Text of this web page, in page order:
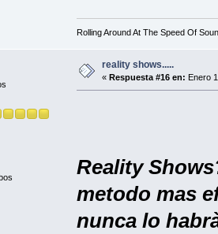
Rolling Around At The Speed Of
reality shows.....
« Respuesta #16 en: Enero
Reality
metodo mas
nunca lo